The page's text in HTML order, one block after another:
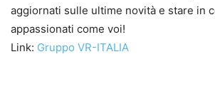
aggiornati sulle ultime novità e stare in
appassionati come voi!
Link: Gruppo VR-ITALIA